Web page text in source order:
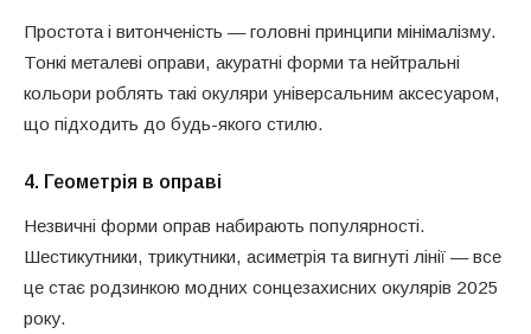
Простота і витонченість — головні принципи мінімалізму.
Тонкі металеві оправи, акуратні форми та нейтральні
кольори роблять такі окуляри універсальним аксесуаром,
що підходить до будь-якого стилю.
4. Геометрія в оправі
Незвичні форми оправ набирають популярності.
Шестикутники, трикутники, асиметрія та вигнуті лінії — все
це стає родзинкою модних сонцезахисних окулярів 2025
року.